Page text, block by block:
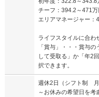
チーフ：394.2～471万
エリアマネージャー：
ライフスタイルに合わ
「賞与」・・・賞与
して受取る」か「年2
択できます。
週休2日（シフト制
～お休みの希望日を考